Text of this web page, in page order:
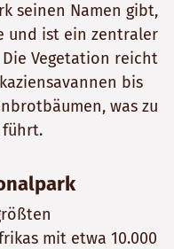
seinen Namen gibt,
und ist ein zentraler
Vegetation reicht
bis
was zu
mit etwa 10.000